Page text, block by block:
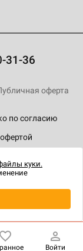
31-36
по согласию
оферта
Войти
куки.